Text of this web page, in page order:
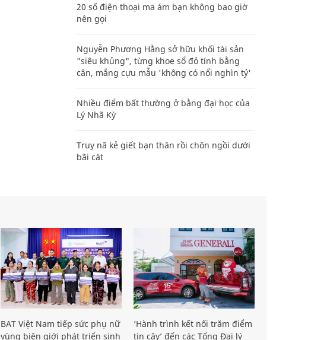
20 số điện thoại ma ám bạn không bao giờ
nên gọi
Nguyễn Phương Hằng sở hữu khối tài sản
"siêu khủng", từng khoe sổ đỏ tính bằng
cân, mắng cựu mẫu 'không có nổi nghìn tỷ'
Nhiều điểm bất thường ở bằng đại học của
Lý Nhã Kỳ
Truy nã kẻ giết bạn thân rồi chôn ngồi dưới
bãi cát
BAT Việt Nam tiếp sức phụ nữ
vùng biên giới phát triển sinh
‘Hành trình kết nối trăm điểm
tin cậy’ đến các Tổng Đại lý